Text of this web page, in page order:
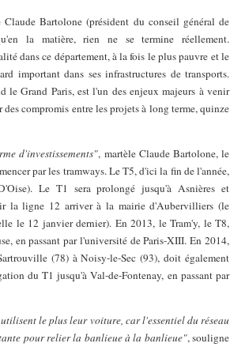
Bartolone (président du conseil général de
la matière, rien ne se termine réellement.
dans ce département, à la fois le plus pauvre et le
important dans ses infrastructures de transports.
le Grand Paris, est l'un des enjeux majeurs à venir
compromis entre les projets à long terme, quinze
d'investissements", martèle Claude Bartolone, le
par les tramways. Le T5, d'ici la fin de l'année,
Le T1 sera prolongé jusqu'à Asnières et
la ligne 12 arriver à la mairie d'Aubervilliers (le
le 12 janvier dernier). En 2013, le Tram'y, le T8,
en passant par l'université de Paris-XIII. En 2014,
(78) à Noisy-le-Sec (93), doit également
du T1 jusqu'à Val-de-Fontenay, en passant par
le plus leur voiture, car l'essentiel du réseau
pour relier la banlieue à la banlieue", souligne